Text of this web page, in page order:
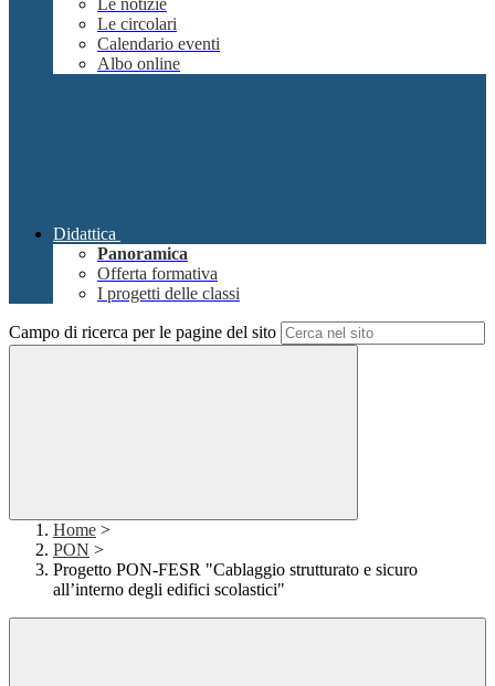
Le notizie
Le circolari
Calendario eventi
Albo online
Didattica
Panoramica
Offerta formativa
I progetti delle classi
Campo di ricerca per le pagine del sito
Home >
PON >
Progetto PON-FESR "Cablaggio strutturato e sicuro
all’interno degli edifici scolastici"